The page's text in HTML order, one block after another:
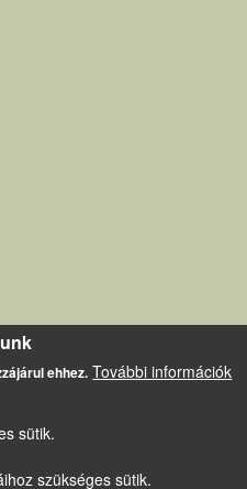
ehhez. További információk
sütik.
szükséges sütik.